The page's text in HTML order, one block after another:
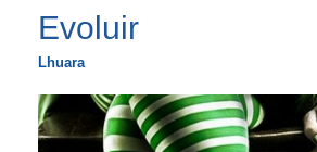
Evoluir
Lhuara